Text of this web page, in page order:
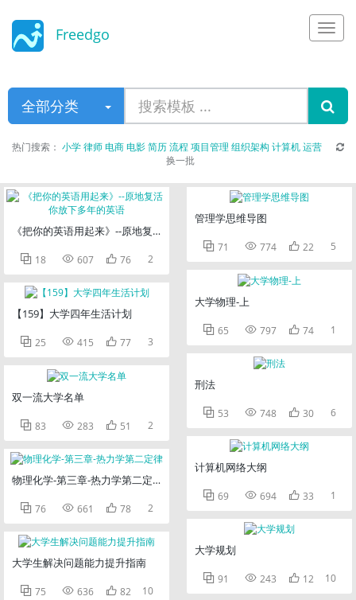
Freedgo
全部分类
热门搜索： 小学律师电商电影简历流程 项目管理 组织架构 计算机运营
换一批
《把你的英语用起来》--原地复活你放下多年的英语
 18  607  76 2
【159】大学四年生活计划
 25  415  77 3
双一流大学名单
 83  283  51 2
物理化学-第三章-热力学第二定律
 76  661  78 2
大学生解决问题能力提升指南
 75  636  82 10
管理学思维导图
 71  774  22 5
大学物理-上
 65  797  74 1
刑法
 53  748  30 6
计算机网络大纲
 69  694  33 1
大学规划
 91  243  12 10